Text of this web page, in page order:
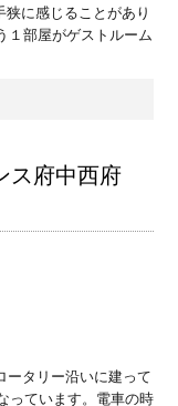
に感じることがあり
１部屋がゲストルーム
ス府中西府
ータリー沿いに建って
っています。電車の時